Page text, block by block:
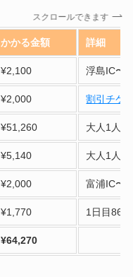
スクロールできます
かかる金額 詳細
¥2,100 浮島IC〜
¥2,000 割引チケ
¥51,260 大人1人
¥5,140 大人1人
¥2,000 富浦IC〜
¥1,770 1日目
¥64,270